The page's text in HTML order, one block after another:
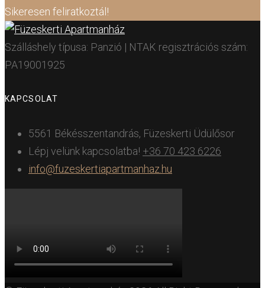
Sikeresen feliratkoztál!
Szálláshely típusa: Panzió | NTAK regisztrációs szám:
PA19001925
KAPCSOLAT
5561 Békésszentandrás, Füzeskerti Üdülősor
Lépj velünk kapcsolatba! +36 70 423 6226
info@fuzeskertiapartmanhaz.hu